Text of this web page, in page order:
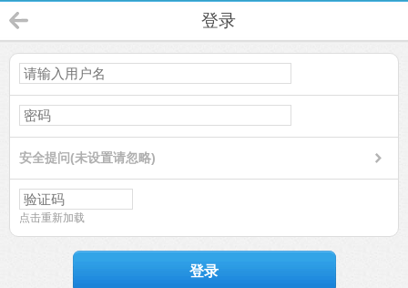
登录
安全提问(未设置请忽略)
点击重新加载
登录